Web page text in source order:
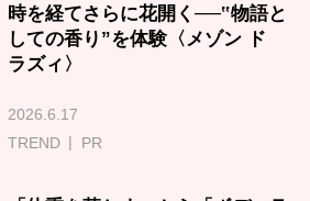
時を経てさらに花開く──‟物語と
しての香り”を体験〈メゾン ド
ラズィ〉
2026.6.17
TREND
PR